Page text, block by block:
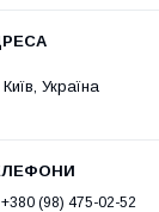
Київ, Україна
+380 (98) 475-02-52